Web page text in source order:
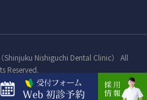
Nishiguchi Dental Clinic） All
Reserved.